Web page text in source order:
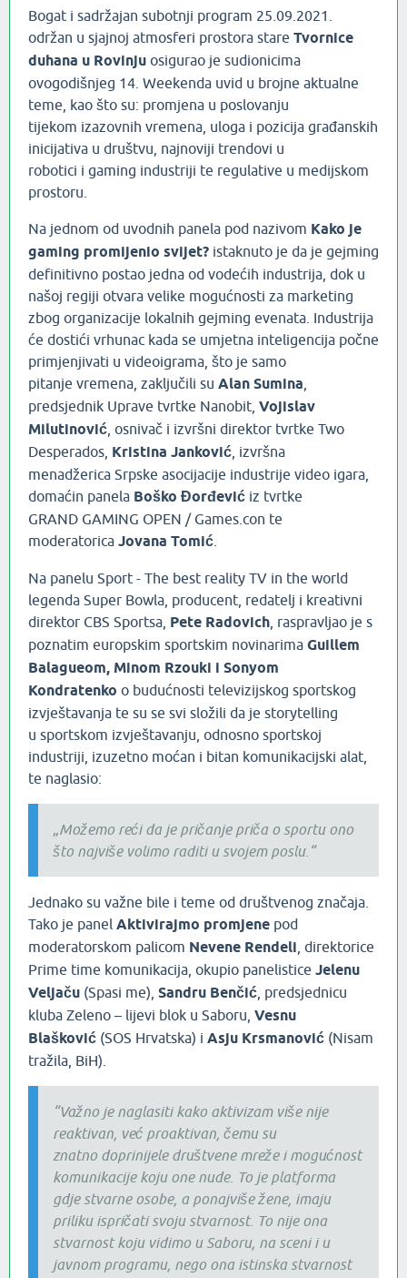
Bogat i sadržajan subotnji program 25.09.2021.
održan u sjajnoj atmosferi prostora stare Tvornice
duhana u Rovinju osigurao je sudionicima
ovogodišnjeg 14. Weekenda uvid u brojne aktualne
teme, kao što su: promjena u poslovanju
tijekom izazovnih vremena, uloga i pozicija građanskih
inicijativa u društvu, najnoviji trendovi u
robotici i gaming industriji te regulative u medijskom
prostoru.
Na jednom od uvodnih panela pod nazivom Kako je
gaming promijenio svijet? istaknuto je da je gejming
definitivno postao jedna od vodećih industrija, dok u
našoj regiji otvara velike mogućnosti za marketing
zbog organizacije lokalnih gejming evenata. Industrija
će dostići vrhunac kada se umjetna inteligencija počne
primjenjivati u videoigrama, što je samo
pitanje vremena, zaključili su Alan Sumina
predsjednik Uprave tvrtke Nanobit, Vojislav
Milutinović , osnivač i izvršni direktor tvrtke Two
Desperados, Kristina Janković , izvršna
menadžerica Srpske asocijacije industrije video igara,
domaćin panela Boško Đorđević iz tvrtke
GRAND GAMING OPEN / Games.con te
moderatorica Jovana Tomić
Na panelu Sport - The best reality TV in the world
legenda Super Bowla, producent, redatelj i kreativni
direktor CBS Sportsa, Pete Radovich , raspravljao je s
poznatim europskim sportskim novinarima Guillem
Balagueom, Minom Rzouki i Sonyom
Kondratenko o budućnosti televizijskog sportskog
izvještavanja te su se svi složili da je storytelling
u sportskom izvještavanju, odnosno sportskoj
industriji, izuzetno moćan i bitan komunikacijski alat,
te naglasio:
„Možemo reći da je pričanje priča o sportu ono
što najviše volimo raditi u svojem poslu.“
Jednako su važne bile i teme od društvenog značaja.
Tako je panel Aktivirajmo promjene pod
moderatorskom palicom Nevene Rendeli , direktorice
Prime time komunikacija, okupio panelistice Jelenu
Veljaču (Spasi me), Sandru Benčić , predsjednicu
kluba Zeleno – lijevi blok u Saboru, Vesnu
Blašković (SOS Hrvatska) i Asju Krsmanović (Nisam
tražila, BiH).
“Važno je naglasiti kako aktivizam više nije
reaktivan, već proaktivan, čemu su
znatno doprinijele društvene mreže i mogućnost
komunikacije koju one nude. To je platforma
gdje stvarne osobe, a ponajviše žene, imaju
priliku ispričati svoju stvarnost. To nije ona
stvarnost koju vidimo u Saboru, na sceni i u
javnom programu, nego ona istinska stvarnost